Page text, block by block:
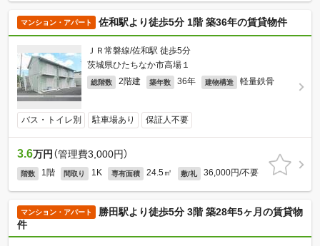
マンション・アパート 佐和駅より徒歩5分 1階 築36年の賃貸物件
ＪＲ常磐線/佐和駅 徒歩5分
茨城県ひたちなか市高場１
総階数 2階建 築年数 36年 建物構造 軽量鉄骨
バス・トイレ別 駐車場あり 保証人不要
3.6万円 （管理費3,000円）
階数 1階 間取り 1K 専有面積 24.5㎡ 敷/礼 36,000円/不要
マンション・アパート
勝田駅より徒歩5分 3階 築28年5ヶ月の賃貸物
件